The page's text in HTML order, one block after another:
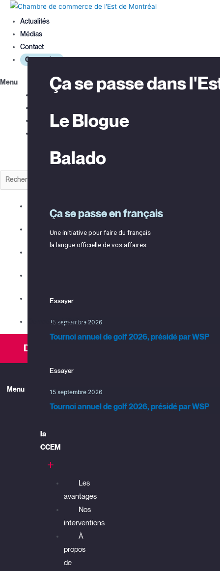
Actualités
Médias
Contact
Connexion
Menu
Actualités
Les avantages
Nos interventions
À propos de la CCEM
Équipe
Partenaires
Les événements
Aide à l’innovation
Aide à l’exportation
Club Exportateurs
Accueil et intégration
Une initiative pour faire du français
Essayer
15 septembre 2026
Tournoi annuel de golf 2026, présidé par WSP
Ça se passe dans l’Est
Ça se passe dans
Le Blogue
Balado
Ça se passe en français
Une initiative pour faire du français
la langue officielle de vos affaires
Essayer
15 septembre 2026
Tournoi annuel de golf 2026, présidé par WSP
Concours ESTim
Devenir membre
Menu
la
CCEM
Les
avantages
Nos
interventions
À
propos
de